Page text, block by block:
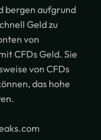
bergen aufgrund
Geld zu
von
CFDs Geld. Sie
von CFDs
das hohe